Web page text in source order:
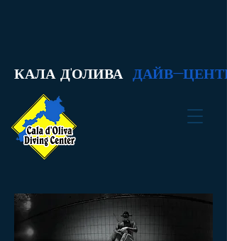
КАЛА Д'ОЛИВА ДАЙВ-ЦЕНТР